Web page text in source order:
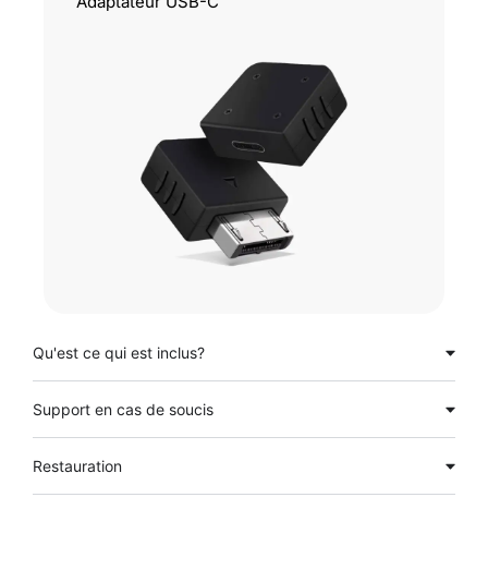
Qu'est ce qui est inclus?
Support en cas de soucis
Restauration